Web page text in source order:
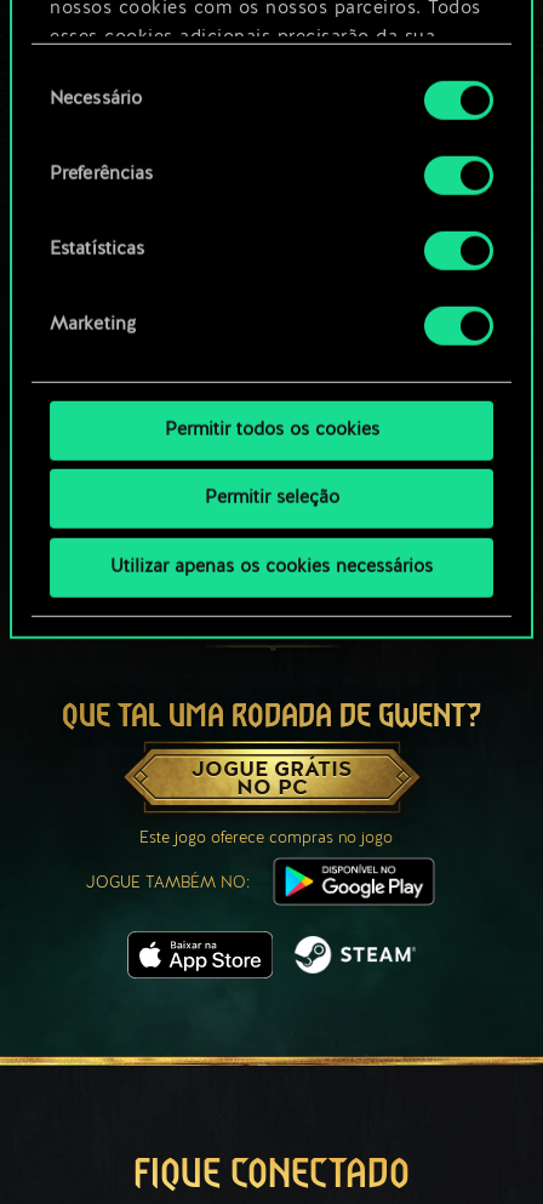
nossos cookies com os nossos parceiros. Todos
esses cookies adicionais precisarão da sua
Você encontrará todos os detalhes sobre o uso
de cookies e poderá ajustar as suas preferências
no menu "Configurações" abaixo.
deNecessário
Preferências
Estatísticas
Marketing
Permitir todos os cookies
Permitir seleção
Utilizar apenas os cookies necessários
comunidade
QUE TAL UMA RODADA DE GWENT?
JOGUE GRÁTIS
NO PC
Este jogo oferece compras no jogo
JOGUE TAMBÉM NO:
FIQUE CONECTADO